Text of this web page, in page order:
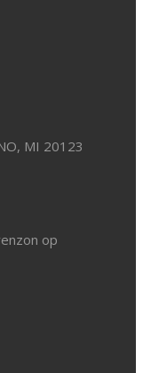
MI 20123
op